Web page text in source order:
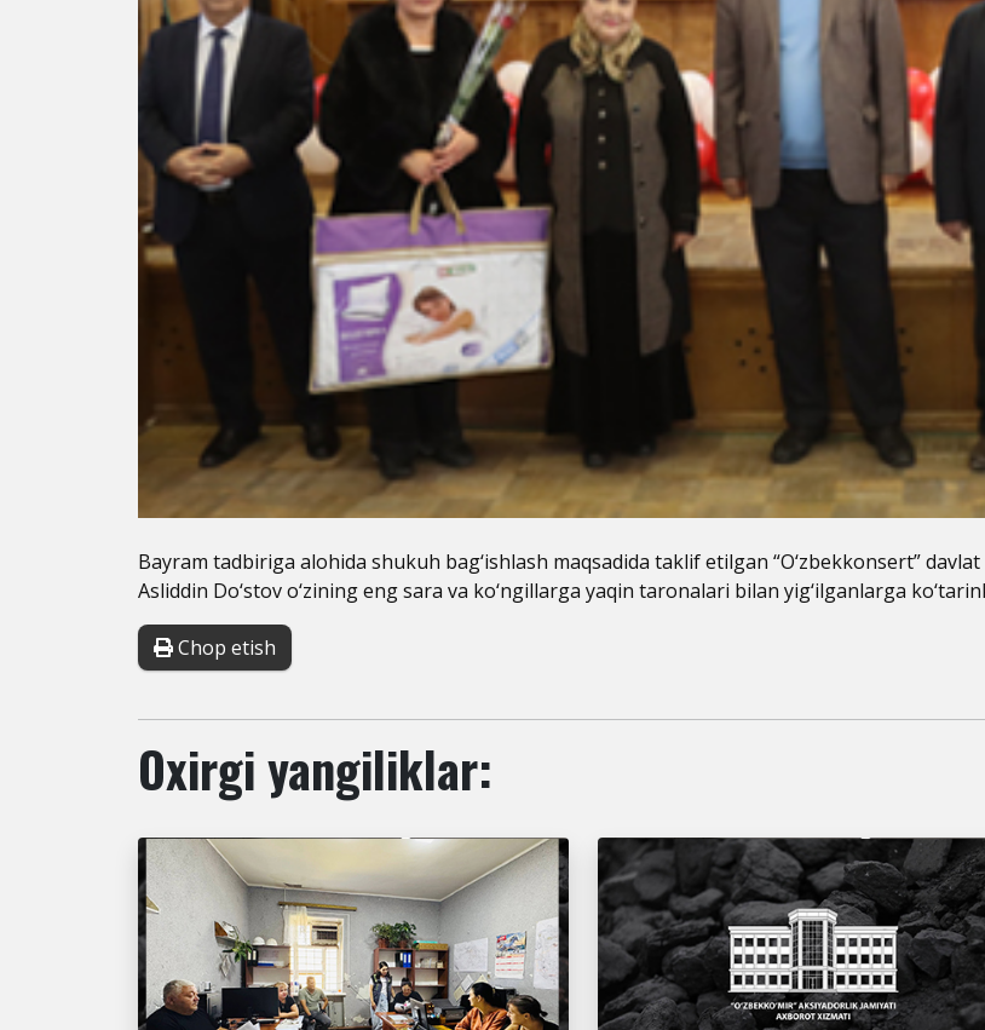
Bayram tadbiriga alohida shukuh bag‘ishlash maqsadida taklif etilgan “O‘zbekkonsert”
Asliddin Do‘stov o‘zining eng sara va ko‘ngillarga yaqin taronalari bilan yig‘ilganlarga
Chop etish
Oxirgi yangiliklar: